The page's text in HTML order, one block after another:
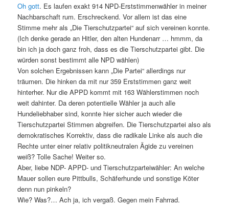
Oh gott. Es laufen exakt 914 NPD-Erststimmenwähler in meiner
Nachbarschaft rum. Erschreckend. Vor allem ist das eine
Stimme mehr als „Die Tierschutzpartei“ auf sich vereinen konnte.
(Ich denke gerade an Hitler, den alten Hundenarr … hmmm, da
bin ich ja doch ganz froh, dass es die Tierschutzpartei gibt. Die
würden sonst bestimmt alle NPD wählen)
Von solchen Ergebnissen kann „Die Partei“ allerdings nur
träumen. Die hinken da mit nur 359 Erststimmen ganz weit
hinterher. Nur die APPD kommt mit 163 Wählerstimmen noch
weit dahinter. Da deren potentielle Wähler ja auch alle
Hundeliebhaber sind, konnte hier sicher auch wieder die
Tierschutzpartei Stimmen abgreifen. Die Tierschutzpartei also als
demokratisches Korrektiv, dass die radikale Linke als auch die
Rechte unter einer relativ politikneutralen Ägide zu vereinen
weiß? Tolle Sache! Weiter so.
Aber, liebe NDP- APPD- und Tierschutzparteiwähler: An welche
Mauer sollen eure Pittbulls, Schäferhunde und sonstige Köter
denn nun pinkeln?
Wie? Was?… Ach ja, ich vergaß. Gegen mein Fahrrad.